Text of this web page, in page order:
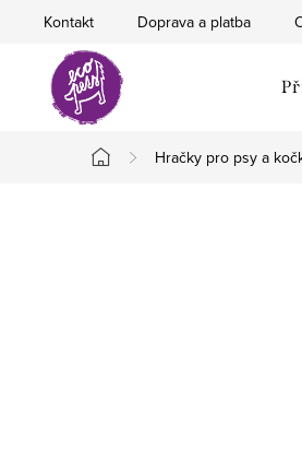
Kontakt Doprava a platba
Domů
Hračky pro psy a